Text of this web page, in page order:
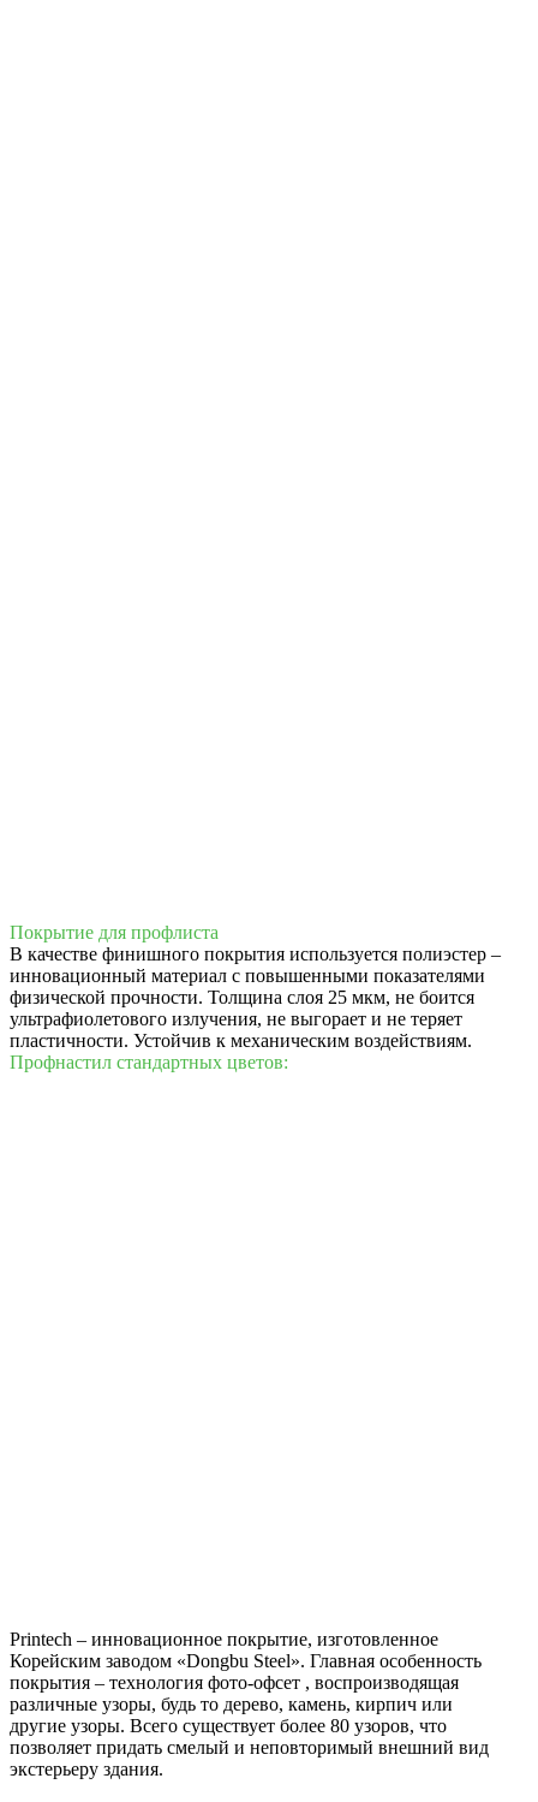
Покрытие для профлиста
В качестве финишного покрытия используется полиэстер –
инновационный материал с повышенными показателями
физической прочности. Толщина слоя 25 мкм, не боится
ультрафиолетового излучения, не выгорает и не теряет
пластичности. Устойчив к механическим воздействиям.
Профнастил стандартных цветов:
Printech – инновационное покрытие, изготовленное
Корейским заводом «Dongbu Steel». Главная особенность
покрытия – технология фото-офсет , воспроизводящая
различные узоры, будь то дерево, камень, кирпич или
другие узоры. Всего существует более 80 узоров, что
позволяет придать смелый и неповторимый внешний вид
экстерьеру здания.